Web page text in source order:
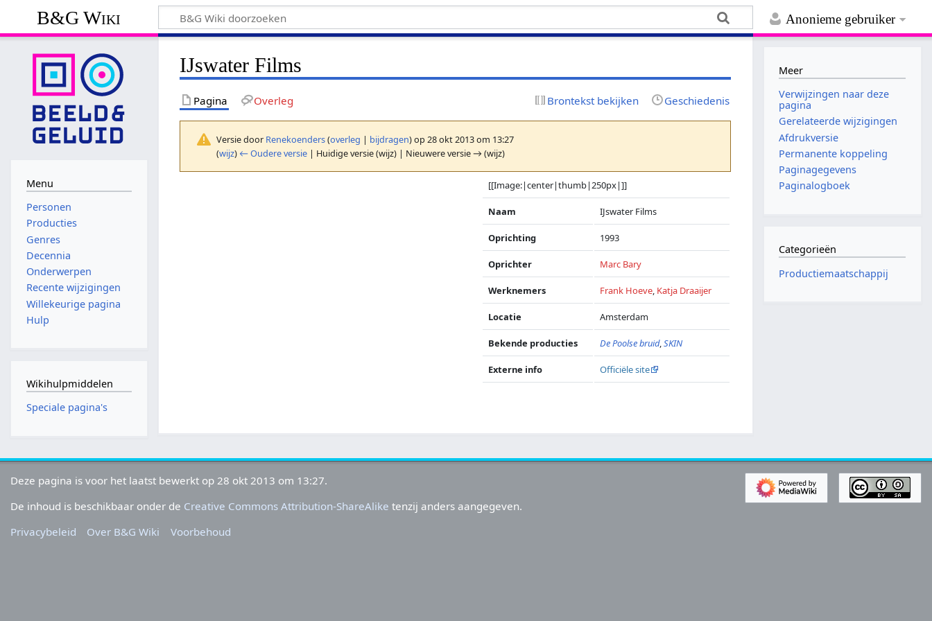
Anonieme gebruiker
B&G Wiki
IJswater Films
Pagina Overleg Brontekst bekijken Geschiedenis
Versie door Renekoenders(overleg | bijdragen)op 28 okt 2013 om 13:27
(wijz) ← Oudere versie | Huidige versie (wijz) | Nieuwere versie → (wijz)
[[Image:|center|thumb|250px|]]
Naam IJswater Films
Oprichting 1993
Oprichter Marc Bary
Werknemers Frank Hoeve, Katja Draaijer
Locatie Amsterdam
Bekende producties De Poolse bruid,SKIN
Externe info Officiële site
Menu
Personen
Producties
Genres
Decennia
Onderwerpen
Recente wijzigingen
Willekeurige pagina
Hulp
Wikihulpmiddelen
Speciale pagina's
Meer
Verwijzingen naar deze
pagina
Gerelateerde wijzigingen
Afdrukversie
Permanente koppeling
Paginagegevens
Paginalogboek
Categorieën
Productiemaatschappij
Deze pagina is voor het laatst bewerkt op 28 okt 2013 om 13:27.
De inhoud is beschikbaar onder de Creative Commons Attribution-ShareAlike tenzij anders aangegeven.
Privacybeleid
Over B&G Wiki Voorbehoud